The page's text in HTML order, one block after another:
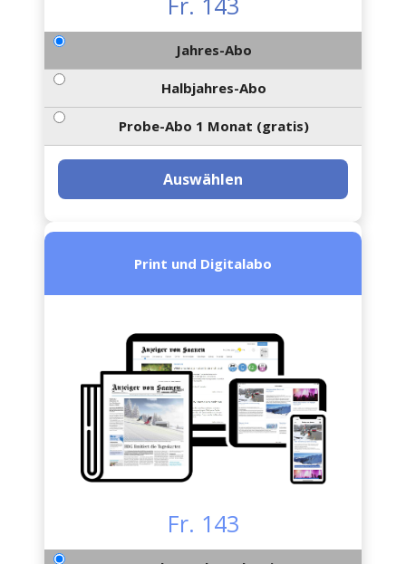
Jahres-Abo
Halbjahres-Abo
Probe-Abo 1 Monat (gratis)
Auswählen
Print und Digitalabo
Fr. 143